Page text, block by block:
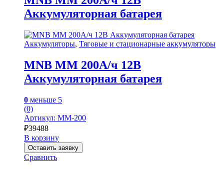
Аккумуляторная батарея
Аккумуляторы, Тяговые и стационарные аккумуляторы
MNB MM 200А/ч 12В
Аккумуляторная батарея
0 меньше 5
(0)
Артикул: MM-200
₽39488
В корзину
Оставить заявку
Сравнить